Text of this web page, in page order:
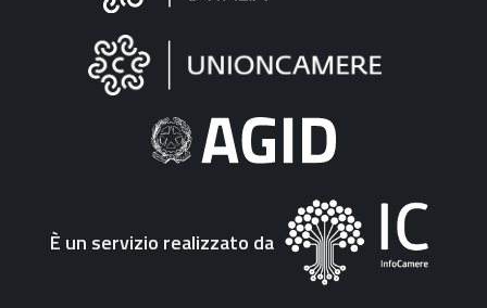
"Fattura
Elettronica"
È un servizio realizzato da